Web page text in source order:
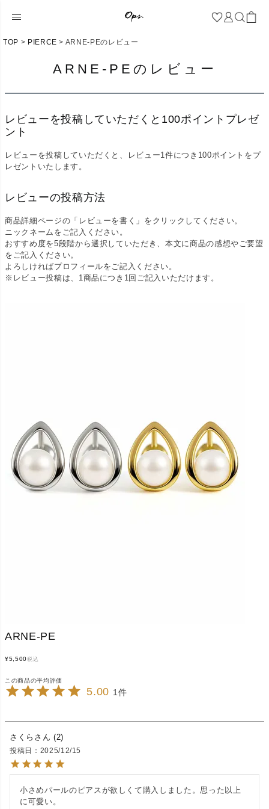
TOP PIERCE ARNE-PEのレビュー
ARNE-PEのレビュー
レビューを投稿していただくと100ポイントプレゼ
ント
レビューを投稿していただくと、レビュー1件につき100ポイントをプ
レゼントいたします。
レビューの投稿方法
商品詳細ページの「レビューを書く」をクリックしてください。
ニックネームをご記入ください。
おすすめ度を5段階から選択していただき、本文に商品の感想やご要望
をご記入ください。
よろしければプロフィールをご記入ください。
※レビュー投稿は、1商品につき1回ご記入いただけます。
ARNE-PE
¥5,500税込
5.00 1
さくら 2
投稿日 2025/12/15
小さめパールのピアスが欲しくて購入しました。思った以上
に可愛い。